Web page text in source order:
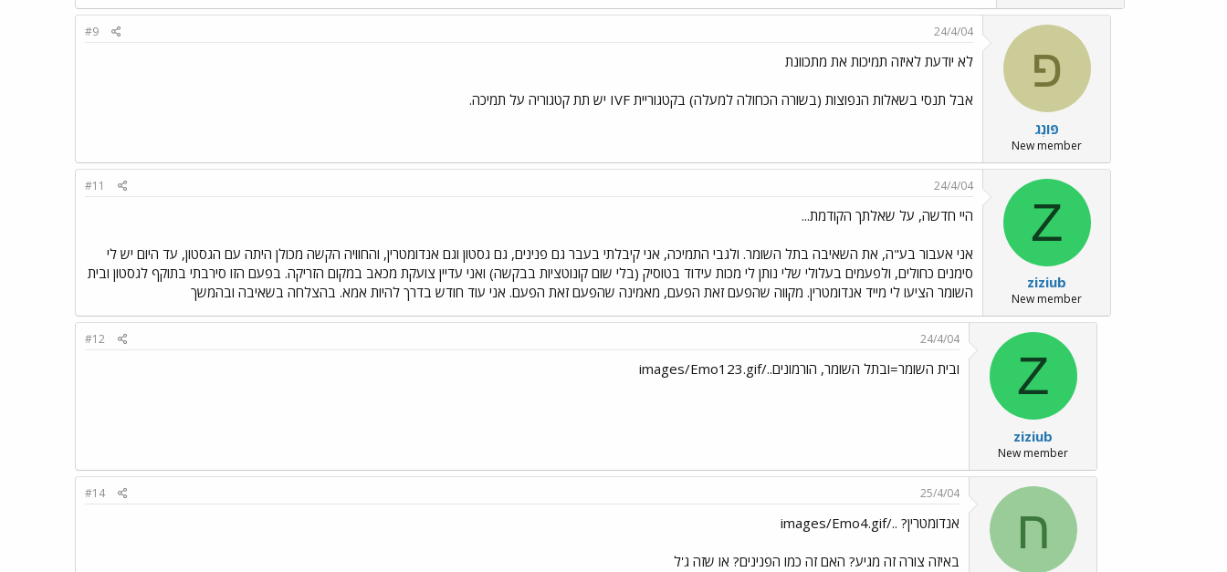
פ
פּוֹנְג
New member
24/4/04
#9
לא יודעת לאיזה תמיכות את מתכוונת
אבל תנסי בשאלות הנפוצות (בשורה הכחולה למעלה) בקטגוריית IVF יש תת קטגוריה על תמיכה.
Z
ziziub
New member
24/4/04
#11
היי חדשה, על שאלתך הקודמת...
אני אעבור בע"ה, את השאיבה בתל השומר. ולגבי התמיכה, אני קיבלתי בעבר גם פנינים, גם גסטון וגם אנדומטרין, והחוויה הקשה מכולן היתה עם הגסטון, עד היום יש לי
סימנים כחולים, ולפעמים בעלולי שלי נותן לי מכות עידוד בטוסיק (בלי שום קונוטציות בבקשה) ואני עדיין צועקת מכאב במקום הזריקה. בפעם הזו סירבתי בתוקף לגסטון ובית
השומר הציעו לי מייד אנדומטרין. מקווה שהפעם זאת הפעם, מאמינה שהפעם זאת הפעם. אני עוד חודש בדרך להיות אמא. בהצלחה בשאיבה ובהמשך
Z
ziziub
New member
24/4/04
#12
ובית השומר=ובתל השומר, הורמונים../images/Emo123.gif
ח
25/4/04
#14
אנדומטרין? ../images/Emo4.gif
באיזה צורה זה מגיע? האם זה כמו הפנינים? או שזה ג'ל